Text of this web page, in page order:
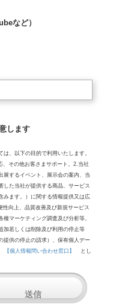
など）
します
、以下の目的で利用いたします。
、その他お客さまサポート。2.当社
展するイベント、展示会の案内、当
した当社が提供する商品、サービス
みます。）に関する情報提供又は広
向上、品質改善及び新規サービス
マーケティング調査及び分析等。
加若しくは削除及び利用の停止等
提供の停止の請求）、保有個人デー
【個人情報問い合わせ窓口】
とし
送信